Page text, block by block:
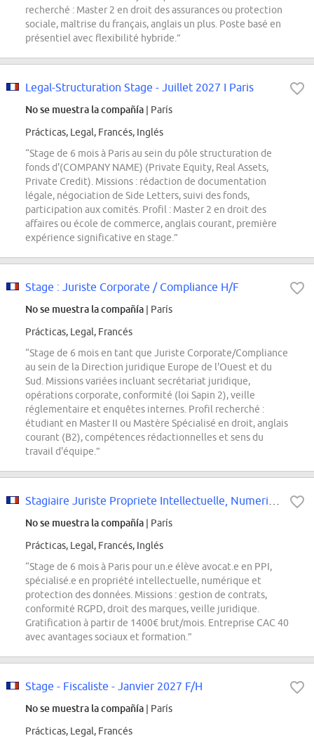
recherché : Master 2 en droit des assurances ou protection
sociale, maîtrise du français, anglais un plus. Poste basé en
présentiel avec flexibilité hybride.”
Legal-Structuration Stage - Juillet 2027 I Paris
No se muestra la compañía | París
Prácticas, Legal, Francés, Inglés
“Stage de 6 mois à Paris au sein du pôle structuration de
fonds d'(COMPANY NAME) (Private Equity, Real Assets,
Private Credit). Missions : rédaction de documentation
légale, négociation de Side Letters, suivi des fonds,
participation aux comités. Profil : Master 2 en droit des
affaires ou école de commerce, anglais courant, première
expérience significative en stage.”
Stage : Juriste Corporate / Compliance H/F
No se muestra la compañía | París
Prácticas, Legal, Francés
“Stage de 6 mois en tant que Juriste Corporate/Compliance
au sein de la Direction juridique Europe de l'Ouest et du
Sud. Missions variées incluant secrétariat juridique,
opérations corporate, conformité (loi Sapin 2), veille
réglementaire et enquêtes internes. Profil recherché :
étudiant en Master II ou Mastère Spécialisé en droit, anglais
courant (B2), compétences rédactionnelles et sens du
travail d'équipe.”
No se muestra la compañía | París
Prácticas, Legal, Francés, Inglés
“Stage de 6 mois à Paris pour un.e élève avocat.e en PPI,
spécialisé.e en propriété intellectuelle, numérique et
protection des données. Missions : gestion de contrats,
conformité RGPD, droit des marques, veille juridique.
Gratification à partir de 1400€ brut/mois. Entreprise CAC 40
avec avantages sociaux et formation.”
Stage - Fiscaliste - Janvier 2027 F/H
No se muestra la compañía | París
Prácticas, Legal, Francés